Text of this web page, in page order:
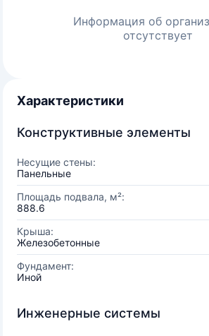
Информация об
отсутствует
Характеристики
Конструктивные элементы
Несущие стены:
Панельные
Площадь подвала, м²:
888.6
Крыша:
Железобетонные
Фундамент:
Иной
Инженерные системы